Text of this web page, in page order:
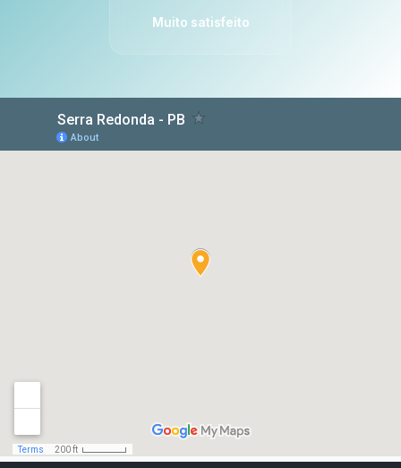
Muito satisfeito